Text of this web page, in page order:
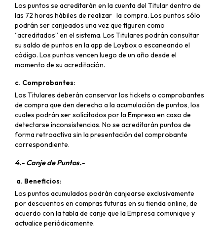
Los puntos se acreditarán en la cuenta del Titular dentro de
las 72 horas hábiles de realizar la compra. Los puntos sólo
podrán ser canjeados una vez que figuren como
“acreditados” en el sistema. Los Titulares podrán consultar
su saldo de puntos en la app de Loybox o escaneando el
código. Los puntos vencen luego de un año desde el
momento de su acreditación.
c. Comprobantes:
Los Titulares deberán conservar los tickets o comprobantes
de compra que den derecho a la acumulación de puntos, los
cuales podrán ser solicitados por la Empresa en caso de
detectarse inconsistencias. No se acreditarán puntos de
forma retroactiva sin la presentación del comprobante
correspondiente.
4.- Canje de Puntos.-
a. Beneficios:
Los puntos acumulados podrán canjearse exclusivamente
por descuentos en compras futuras en su tienda online, de
acuerdo con la tabla de canje que la Empresa comunique y
actualice periódicamente.